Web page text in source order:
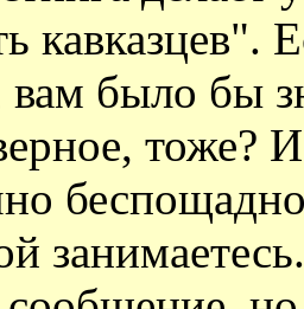
кавказцев".
вам было бы
тоже?